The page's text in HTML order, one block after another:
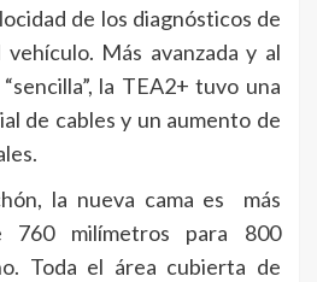
de los diagnósticos de
Más avanzada y al
la TEA2+ tuvo una
de cables y un aumento de
la nueva cama es más
760 milímetros para 800
Toda el área cubierta de